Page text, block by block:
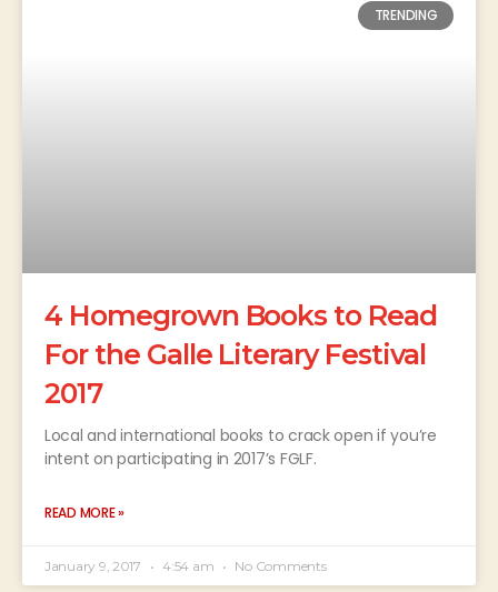
TRENDING
4 Homegrown Books to Read
For the Galle Literary Festival
2017
Local and international books to crack open if you’re
intent on participating in 2017’s FGLF.
READ MORE »
January 9, 2017 4:54 am No Comments